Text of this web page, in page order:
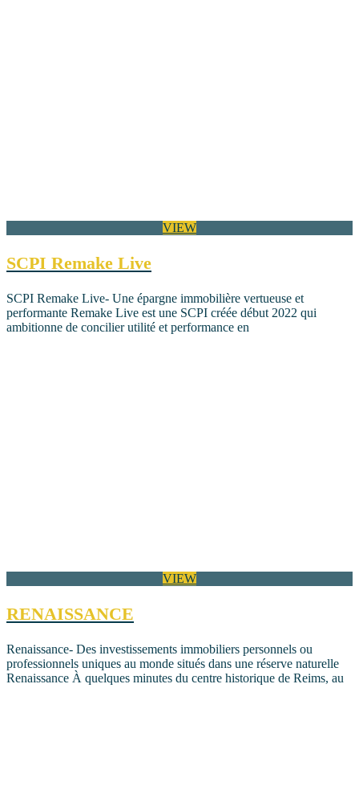
VIEW
SCPI Remake Live
SCPI Remake Live- Une épargne immobilière vertueuse et
performante Remake Live est une SCPI créée début 2022 qui
ambitionne de concilier utilité et performance en
VIEW
RENAISSANCE
Renaissance- Des investissements immobiliers personnels ou
professionnels uniques au monde situés dans une réserve naturelle
Renaissance À quelques minutes du centre historique de Reims, au